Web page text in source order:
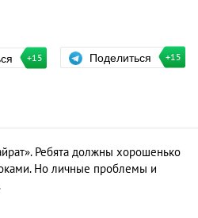
+15 Поделиться +15
Ребята должны хорошенько
Но личные проблемы и